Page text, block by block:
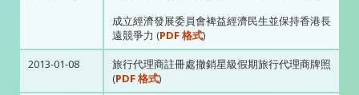
成立經濟發展委員會裨益經濟民生並保持香港長
遠競爭力 (PDF 格式)
2013-01-08
旅行代理商註冊處撤銷星級假期旅行代理商牌照
(PDF 格式)